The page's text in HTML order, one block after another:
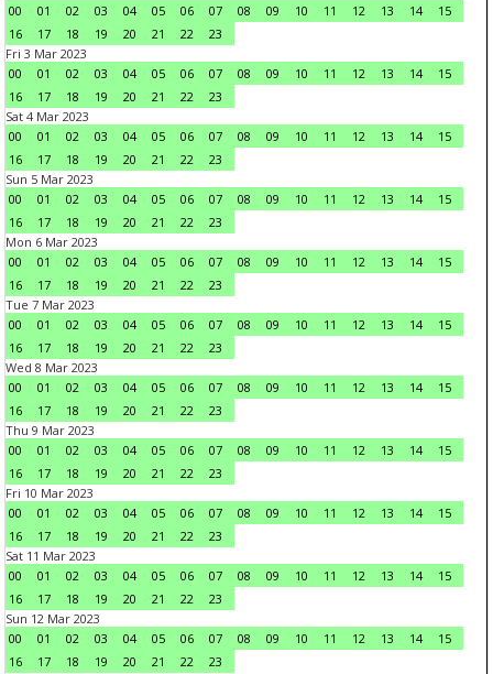
00
01 02 03 04 05 06 07 08 09 10 11 12 13 14
15
16
17 18 19 20 21 22
23
Fri 3 Mar 2023
00
01 02 03 04 05 06 07 08 09 10 11 12 13 14
15
16
17 18 19 20 21 22
23
Sat 4 Mar 2023
00
01 02 03 04 05 06 07 08 09 10 11 12 13 14
15
16
17 18 19 20 21 22
23
Sun 5 Mar 2023
00
01 02 03 04 05 06 07 08 09 10 11 12 13 14
15
16
17 18 19 20 21 22
23
Mon 6 Mar 2023
00
01 02 03 04 05 06 07 08 09 10 11 12 13 14
15
16
17 18 19 20 21 22
23
Tue 7 Mar 2023
00
01 02 03 04 05 06 07 08 09 10 11 12 13 14
15
16
17 18 19 20 21 22
23
Wed 8 Mar 2023
00
01 02 03 04 05 06 07 08 09 10 11 12 13 14
15
16
17 18 19 20 21 22
23
Thu 9 Mar 2023
00
01 02 03 04 05 06 07 08 09 10 11 12 13 14
15
16
17 18 19 20 21 22
23
Fri 10 Mar 2023
00
01 02 03 04 05 06 07 08 09 10 11 12 13 14
15
16
17 18 19 20 21 22
23
Sat 11 Mar 2023
00
01 02 03 04 05 06 07 08 09 10 11 12 13 14
15
16
17 18 19 20 21 22
23
Sun 12 Mar 2023
00
01 02 03 04 05 06 07 08 09 10 11 12 13 14
15
16
17 18 19 20 21 22
23